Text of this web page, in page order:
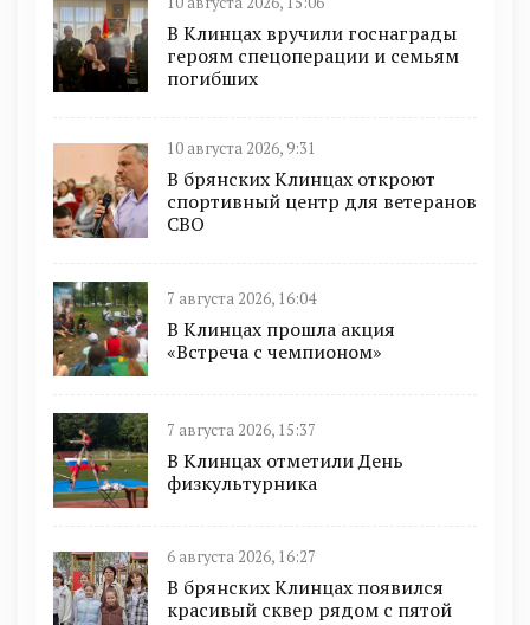
В Клинцах вручили госнаграды
героям спецоперации и семьям
погибших
10 августа 2026, 9:31
В брянских Клинцах откроют
спортивный центр для ветеранов
СВО
7 августа 2026, 16:04
В Клинцах прошла акция
«Встреча с чемпионом»
7 августа 2026, 15:37
В Клинцах отметили День
физкультурника
6 августа 2026, 16:27
В брянских Клинцах появился
красивый сквер рядом с пятой